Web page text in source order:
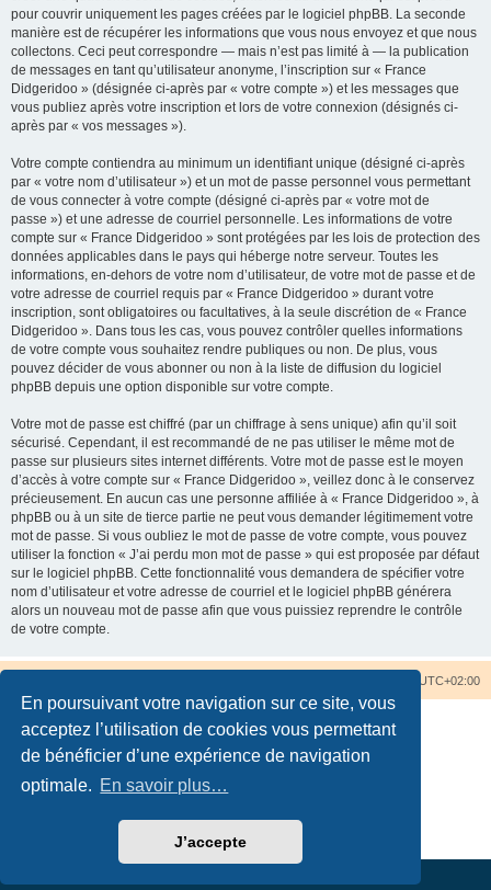
En poursuivant votre navigation sur ce site, vous
acceptez l’utilisation de cookies vous permettant
de bénéficier d’une expérience de navigation
optimale. En savoir plus…
J’accepte
pour couvrir uniquement les pages créées par le logiciel phpBB. La seconde
manière est de récupérer les informations que vous nous envoyez et que nous
collectons. Ceci peut correspondre — mais n’est pas limité à — la publication
de messages en tant qu’utilisateur anonyme, l’inscription sur « France
Didgeridoo » (désignée ci-après par « votre compte ») et les messages que
vous publiez après votre inscription et lors de votre connexion (désignés ci-
après par « vos messages »).
Votre compte contiendra au minimum un identifiant unique (désigné ci-après
par « votre nom d’utilisateur ») et un mot de passe personnel vous permettant
de vous connecter à votre compte (désigné ci-après par « votre mot de
passe ») et une adresse de courriel personnelle. Les informations de votre
compte sur « France Didgeridoo » sont protégées par les lois de protection des
données applicables dans le pays qui héberge notre serveur. Toutes les
informations, en-dehors de votre nom d’utilisateur, de votre mot de passe et de
votre adresse de courriel requis par « France Didgeridoo » durant votre
inscription, sont obligatoires ou facultatives, à la seule discrétion de « France
Didgeridoo ». Dans tous les cas, vous pouvez contrôler quelles informations
de votre compte vous souhaitez rendre publiques ou non. De plus, vous
pouvez décider de vous abonner ou non à la liste de diffusion du logiciel
phpBB depuis une option disponible sur votre compte.
Votre mot de passe est chiffré (par un chiffrage à sens unique) afin qu’il soit
sécurisé. Cependant, il est recommandé de ne pas utiliser le même mot de
passe sur plusieurs sites internet différents. Votre mot de passe est le moyen
d’accès à votre compte sur « France Didgeridoo », veillez donc à le conservez
précieusement. En aucun cas une personne affiliée à « France Didgeridoo », à
phpBB ou à un site de tierce partie ne peut vous demander légitimement votre
mot de passe. Si vous oubliez le mot de passe de votre compte, vous pouvez
utiliser la fonction « J’ai perdu mon mot de passe » qui est proposée par défaut
sur le logiciel phpBB. Cette fonctionnalité vous demandera de spécifier votre
nom d’utilisateur et votre adresse de courriel et le logiciel phpBB générera
alors un nouveau mot de passe afin que vous puissiez reprendre le contrôle
de votre compte.
UTC+02:00
Traduction française officielle©
Confidentialité